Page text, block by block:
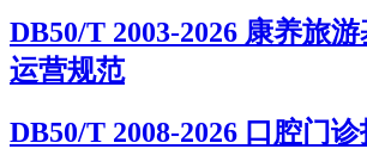
DB50/T 2003-2026 康养旅
运营规范
DB50/T 2008-2026 口腔门